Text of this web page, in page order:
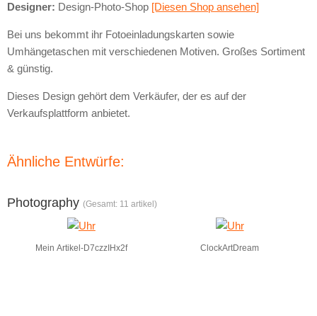
Designer: Design-Photo-Shop [Diesen Shop ansehen]
Bei uns bekommt ihr Fotoeinladungskarten sowie
Umhängetaschen mit verschiedenen Motiven. Großes Sortiment
& günstig.
Dieses Design gehört dem Verkäufer, der es auf der
Verkaufsplattform anbietet.
Ähnliche Entwürfe:
Photography (Gesamt: 11 artikel)
Mein Artikel-D7czzIHx2f ClockArtDream